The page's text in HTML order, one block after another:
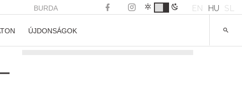
BURDA EN HU SL
ÚJDONSÁGOK